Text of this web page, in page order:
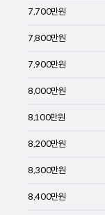
7,700만원
7,800만원
7,900만원
8,000만원
8,100만원
8,200만원
8,300만원
8,400만원